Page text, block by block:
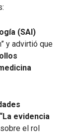
(SAI)
y advirtió que
“La evidencia
sobre el rol